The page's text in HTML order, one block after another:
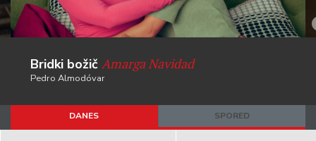
Bridki božič Amarga Navidad
Pedro Almodóvar
DANES SPORED